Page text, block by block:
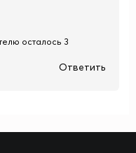
осталось 3
Ответить